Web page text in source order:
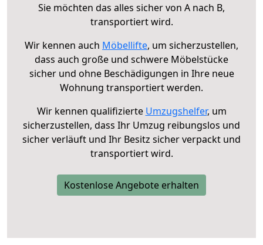
Sie möchten das alles sicher von A nach B,
transportiert wird.
Wir kennen auch Möbellifte, um sicherzustellen,
dass auch große und schwere Möbelstücke
sicher und ohne Beschädigungen in Ihre neue
Wohnung transportiert werden.
Wir kennen qualifizierte Umzugshelfer, um
sicherzustellen, dass Ihr Umzug reibungslos und
sicher verläuft und Ihr Besitz sicher verpackt und
transportiert wird.
Kostenlose Angebote erhalten